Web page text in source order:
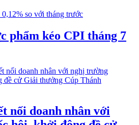
phẩm kéo CPI tháng 7
nối doanh nhân với